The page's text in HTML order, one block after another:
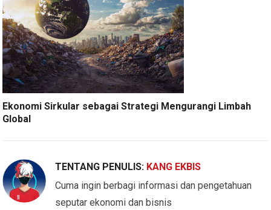
Ekonomi Sirkular sebagai Strategi Mengurangi Limbah
Global
TENTANG PENULIS: KANG EKBIS
Cuma ingin berbagi informasi dan pengetahuan
seputar ekonomi dan bisnis